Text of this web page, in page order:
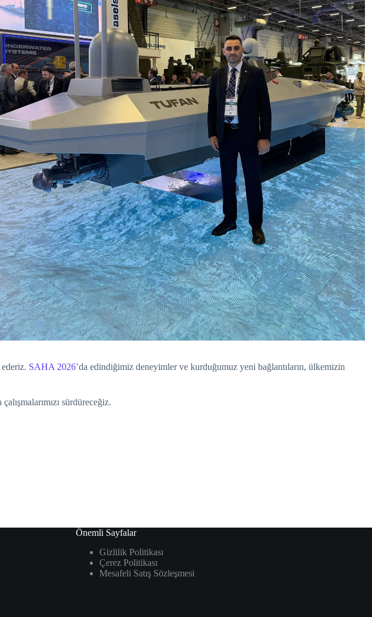
SAHA 2026’da edindiğimiz deneyimler ve kurduğumuz yeni bağlantıların, ülkemizin
sürdüreceğiz.
Önemli Sayfalar
Gizlilik Politikası
Çerez Politikası
Mesafeli Satış Sözleşmesi